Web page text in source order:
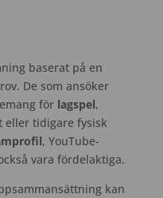
baserat på en
De som ansöker
för lagspel,
eller tidigare fysisk
, YouTube-
vara fördelaktiga.
kan